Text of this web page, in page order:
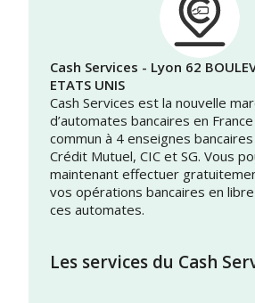
Cash Services - Lyon 62
ETATS UNIS
Cash Services est la nouvelle
d’automates bancaires en
commun à 4 enseignes
Crédit Mutuel, CIC et SG. Vous
maintenant effectuer
vos opérations bancaires en
ces automates.
Les services du Cash